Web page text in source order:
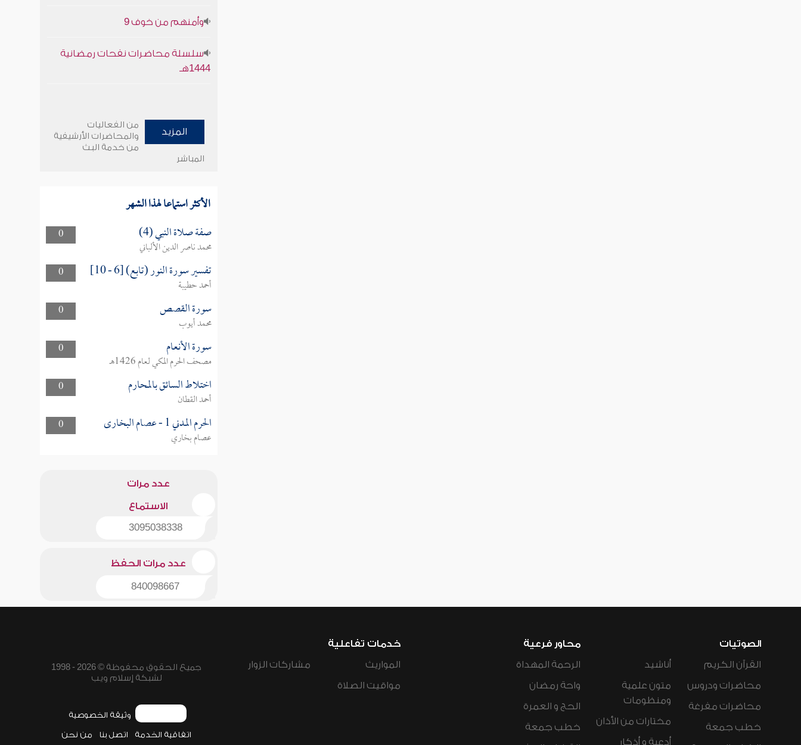
وأمنهم من خوف 9
سلسلة محاضرات نفحات رمضانية
1444هـ
المزيد
من الفعاليات
والمحاضرات الأرشيفية
من خدمة البث
المباشر
الأكثر استماعا لهذا الشهر
0 صفة صلاة النبي (4)
محمد ناصر الدين الألباني
0
تفسير سورة النور (تابع) [6 - 10]
أحمد حطيبة
0
سورة القصص
محمد أيوب
0
سورة الأنعام
مصحف الحرم المكي لعام 1426هـ
0
اختلاط السائق بالمحارم
أحمد القطان
0
الحرم المدني 1 - عصام البخارى
عصام بخاري
عدد مرات
الاستماع
3095038338
عدد مرات الحفظ
840098667
الصوتيات
القرآن الكريم
محاضرات ودروس
محاضرات مفرغة
خطب جمعة
أناشيد
متون علمية
ومنظومات
مختارات من الأذان
أدعية و أذكار
محاور فرعية
الرحمة المهداة
واحة رمضان
الحج و العمرة
خطب جمعة
خدمات تفاعلية
المواريث
مواقيت الصلاة
مشاركات الزوار
جميع الحقوق محفوظة © 2026 - 1998
لشبكة إسلام ويب
وثيقة الخصوصية
اتفاقية الخدمة اتصل بنا من نحن